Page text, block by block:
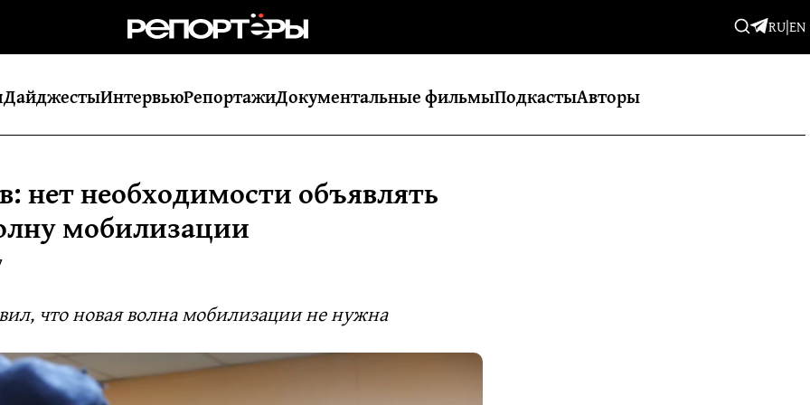
RU|EN
ДайджестыИнтервьюРепортажиДокументальные фильмыПодкастыАвторы
нет необходимости объявлять
мобилизации
что новая волна мобилизации не нужна